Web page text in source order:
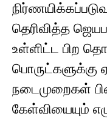
தெரிவித்த
உள்ளிட்ட பிற
பொருட்களுக்கு
நடைமுறைகள்
கேள்வியையும்